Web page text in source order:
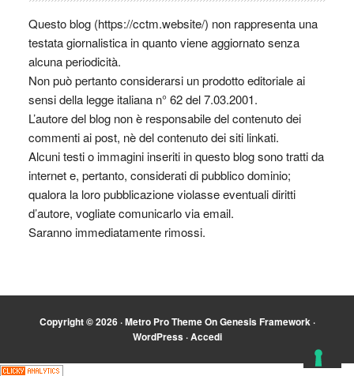
Questo blog (https://cctm.website/) non rappresenta una
testata giornalistica in quanto viene aggiornato senza
alcuna periodicità.
Non può pertanto considerarsi un prodotto editoriale ai
sensi della legge italiana n° 62 del 7.03.2001.
L’autore del blog non è responsabile del contenuto dei
commenti ai post, nè del contenuto dei siti linkati.
Alcuni testi o immagini inseriti in questo blog sono tratti da
internet e, pertanto, considerati di pubblico dominio;
qualora la loro pubblicazione violasse eventuali diritti
d’autore, vogliate comunicarlo via email.
Saranno immediatamente rimossi.
Copyright © 2026 ·Metro Pro ThemeOnGenesis Framework·
WordPress·Accedi